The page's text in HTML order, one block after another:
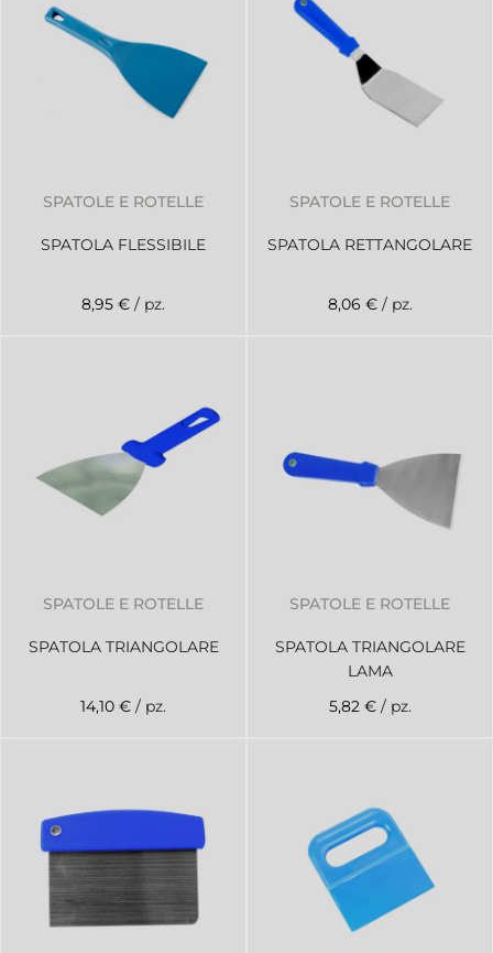
SPATOLE E ROTELLE
SPATOLA FLESSIBILE
8,95 € / pz.
SPATOLE E ROTELLE
SPATOLA RETTANGOLARE
8,06 € / pz.
SPATOLE E ROTELLE
SPATOLA TRIANGOLARE
14,10 € / pz.
SPATOLE E ROTELLE
SPATOLA TRIANGOLARE
LAMA
5,82 € / pz.